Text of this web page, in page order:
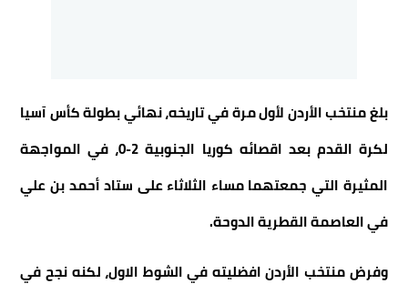
بلغ منتخب الأردن لأول مرة في تاريخه، نهائي بطولة كأس آسيا
لكرة القدم بعد اقصائه كوريا الجنوبية 2-0، في المواجهة
المثيرة التي جمعتهما مساء الثلاثاء على ستاد أحمد بن علي
في العاصمة القطرية الدوحة.
وفرض منتخب الأردن افضليته في الشوط الاول، لكنه نجح في